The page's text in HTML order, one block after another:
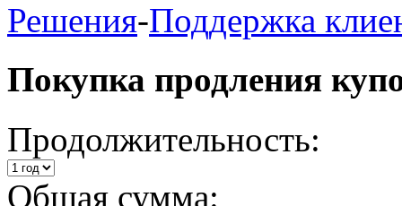
Решения-Поддержка
Покупка продления
Продолжительность:
Общая сумма: